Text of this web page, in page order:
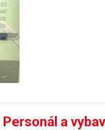
Personál a